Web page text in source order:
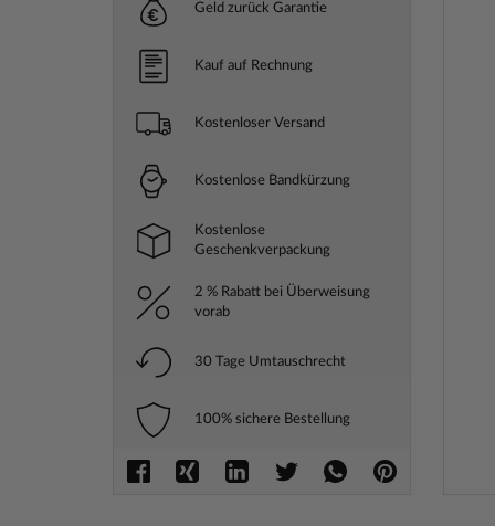
Geld zurück Garantie
Kauf auf Rechnung
Kostenloser Versand
Kostenlose Bandkürzung
Kostenlose
Geschenkverpackung
2 % Rabatt bei Überweisung
vorab
30 Tage Umtauschrecht
100% sichere Bestellung